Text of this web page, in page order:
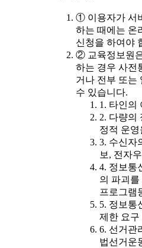
① 이용자가 서
하는 때에는 온
신청을 하여야
② 교육정보원
하는 경우 사전
거나 전부 또는
수 있습니다.
1. 타인의
2. 다량의
정적 운
3. 수신자
보, 전자
4. 정보통
의 파괴
프로그램
5. 정보통
제한 요구
6. 선거관
법선거운